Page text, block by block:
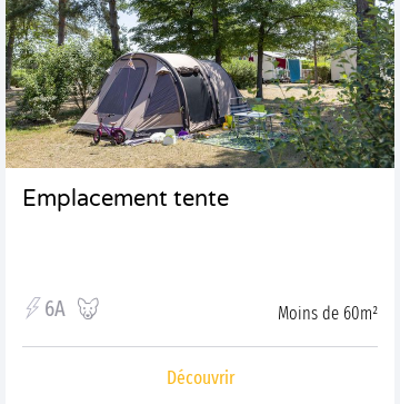
Emplacement tente
6A Moins de 60m²
Découvrir